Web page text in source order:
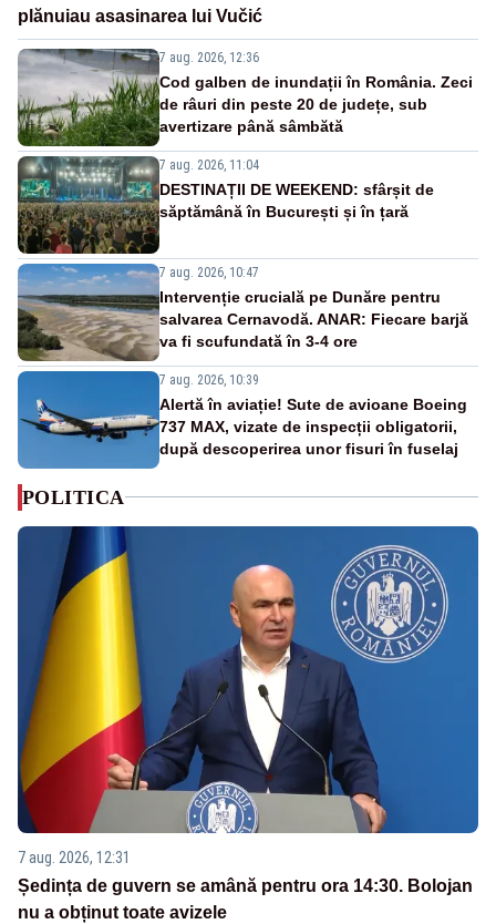
plănuiau asasinarea lui Vučić
7 aug. 2026, 12:36
Cod galben de inundații în România. Zeci
de râuri din peste 20 de județe, sub
avertizare până sâmbătă
7 aug. 2026, 11:04
DESTINAȚII DE WEEKEND: sfârșit de
săptămână în București și în țară
7 aug. 2026, 10:47
Intervenție crucială pe Dunăre pentru
salvarea Cernavodă. ANAR: Fiecare barjă
va fi scufundată în 3-4 ore
7 aug. 2026, 10:39
Alertă în aviație! Sute de avioane Boeing
737 MAX, vizate de inspecții obligatorii,
după descoperirea unor fisuri în fuselaj
POLITICA
7 aug. 2026, 12:31
Ședința de guvern se amână pentru ora 14:30. Bolojan
nu a obținut toate avizele